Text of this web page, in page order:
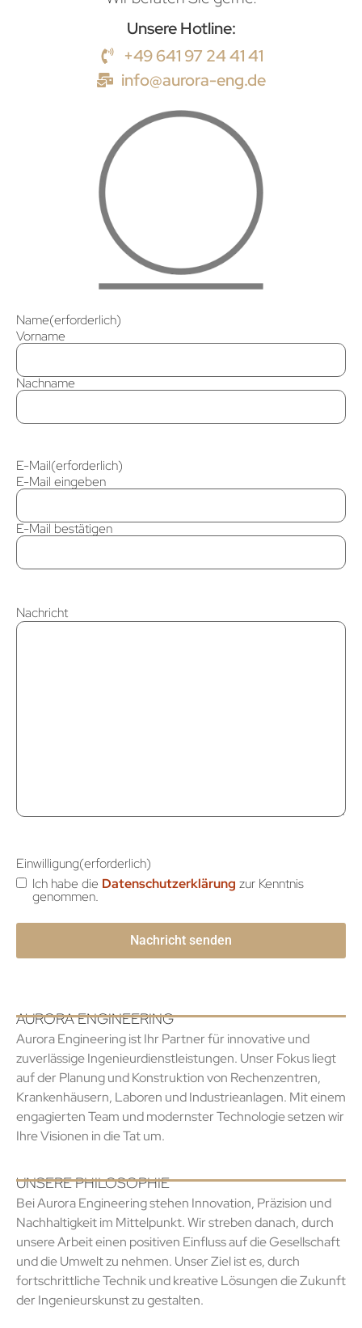
Unsere Hotline:
+49 641 97 24 41 41
info@aurora-eng.de
Name(erforderlich)
Vorname
Nachname
E-Mail(erforderlich)
E-Mail eingeben
E-Mail bestätigen
Nachricht
Einwilligung(erforderlich)
Ich habe die Datenschutzerklärung zur Kenntnis
genommen.
AURORA ENGINEERING
Aurora Engineering ist Ihr Partner für innovative und
zuverlässige Ingenieurdienstleistungen. Unser Fokus liegt
auf der Planung und Konstruktion von Rechenzentren,
Krankenhäusern, Laboren und Industrieanlagen. Mit einem
engagierten Team und modernster Technologie setzen wir
Ihre Visionen in die Tat um.
UNSERE PHILOSOPHIE
Bei Aurora Engineering stehen Innovation, Präzision und
Nachhaltigkeit im Mittelpunkt. Wir streben danach, durch
unsere Arbeit einen positiven Einfluss auf die Gesellschaft
und die Umwelt zu nehmen. Unser Ziel ist es, durch
fortschrittliche Technik und kreative Lösungen die Zukunft
der Ingenieurskunst zu gestalten.